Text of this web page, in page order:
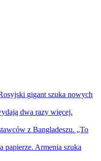
gigant szuka nowych
dwa razy więcej.
z Bangladeszu. „To
papierze. Armenia szuka